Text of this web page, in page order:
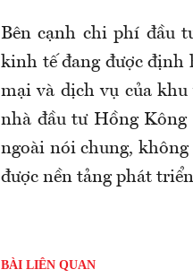
Bên cạnh chi phí đầu
kinh tế đang được định
mại và dịch vụ của
nhà đầu tư Hồng Kông
ngoài nói chung,
được nền tảng phát
BÀI LIÊN QUAN